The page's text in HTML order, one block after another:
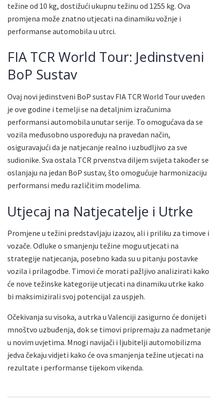
težine od 10 kg, dostižući ukupnu težinu od 1255 kg. Ova
promjena može znatno utjecati na dinamiku vožnje i
performanse automobila u utrci.
FIA TCR World Tour: Jedinstveni
BoP Sustav
Ovaj novi jedinstveni BoP sustav FIA TCR World Tour uveden
je ove godine i temelji se na detaljnim izračunima
performansi automobila unutar serije. To omogućava da se
vozila međusobno uspoređuju na pravedan način,
osiguravajući da je natjecanje realno i uzbudljivo za sve
sudionike. Sva ostala TCR prvenstva diljem svijeta također se
oslanjaju na jedan BoP sustav, što omogućuje harmonizaciju
performansi među različitim modelima.
Utjecaj na Natjecatelje i Utrke
Promjene u težini predstavljaju izazov, ali i priliku za timove i
vozače. Odluke o smanjenju težine mogu utjecati na
strategije natjecanja, posebno kada su u pitanju postavke
vozila i prilagodbe. Timovi će morati pažljivo analizirati kako
će nove težinske kategorije utjecati na dinamiku utrke kako
bi maksimizirali svoj potencijal za uspjeh.
Očekivanja su visoka, a utrka u Valenciji zasigurno će donijeti
mnoštvo uzbuđenja, dok se timovi pripremaju za nadmetanje
u novim uvjetima. Mnogi navijači i ljubitelji automobilizma
jedva čekaju vidjeti kako će ova smanjenja težine utjecati na
rezultate i performanse tijekom vikenda.